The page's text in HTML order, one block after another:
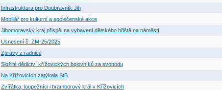
Infrastruktura pro Doubravník-Jih
Mobiliář pro kulturní a společenské akce
Jihomoravský kraj přispěl na vybavení dětského hřiště na náměstí
Usnesení č. ZM-25/2025
Zprávy z radnice
Složité dědictví křížovických bojovníků za svobodu
Na Křížovicích zatýkala StB
Zvířátka, loupežníci i bramborový král v Křížovicích